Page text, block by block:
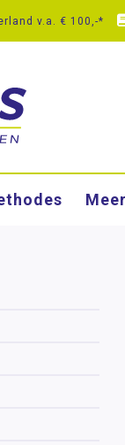
v.a. € 100,-*